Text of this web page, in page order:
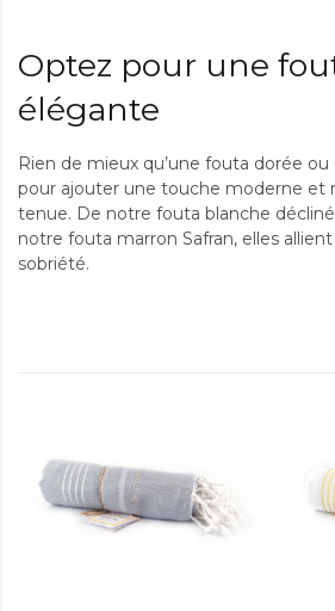
Optez pour une
élégante
Rien de mieux qu’une fouta dorée
pour ajouter une touche moderne et
tenue. De notre fouta blanche
notre fouta marron Safran, elles
sobriété.